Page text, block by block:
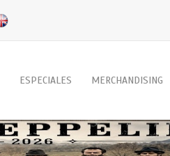
ESPECIALES MERCHANDISING